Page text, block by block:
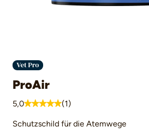
ProAir
Vet Pro
5,0
Durchschnittliche Bewertung von 5
(1)
Schutzschild für die Atemwege